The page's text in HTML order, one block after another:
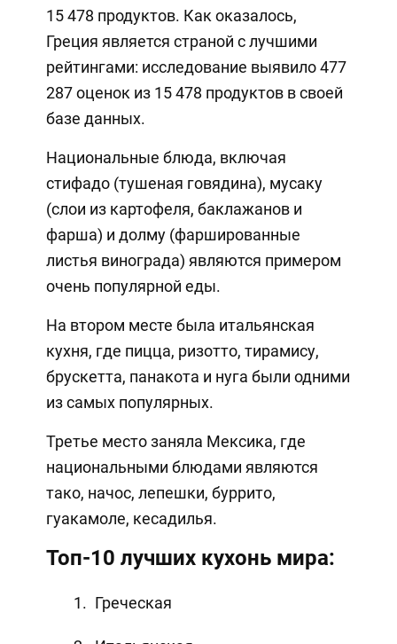
15 478 продуктов. Как оказалось,
Греция является страной с лучшими
рейтингами: исследование выявило 477
287 оценок из 15 478 продуктов в своей
базе данных.
Национальные блюда, включая
стифадо (тушеная говядина), мусаку
(слои из картофеля, баклажанов и
фарша) и долму (фаршированные
листья винограда) являются примером
очень популярной еды.
На втором месте была итальянская
кухня, где пицца, ризотто, тирамису,
брускетта, панакота и нуга были одними
из самых популярных.
Третье место заняла Мексика, где
национальными блюдами являются
тако, начос, лепешки, буррито,
гуакамоле, кесадилья.
Топ-10 лучших кухонь мира:
Греческая